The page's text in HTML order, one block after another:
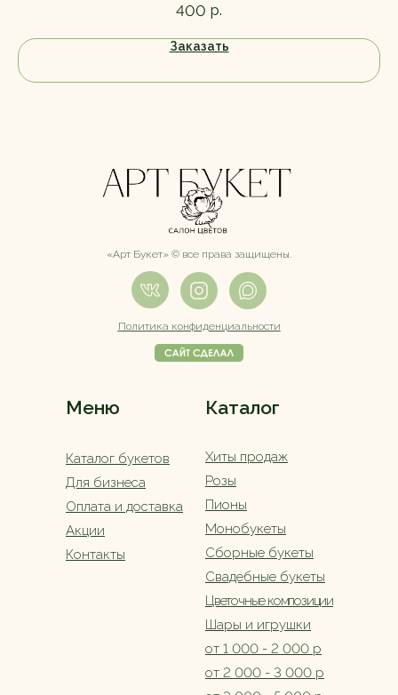
400 р.
Заказать
Меню Каталог
Каталог букетов
Политика конфиденциальности
Оплата и доставка
Сборные букеты
Свадебные букеты
«Арт Букет» ©️ все права защищены.
Для бизнеса
Хиты продаж
Монобукеты
Цветочные композиции
Акции
Контакты
Шары и игрушки
от 1 000 - 2 000 р
от 2 000 - 3 000 р
Розы
Пионы